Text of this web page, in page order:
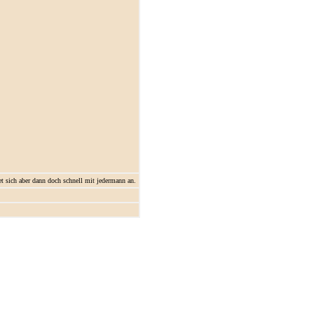
aber dann doch schnell mit jedermann an.